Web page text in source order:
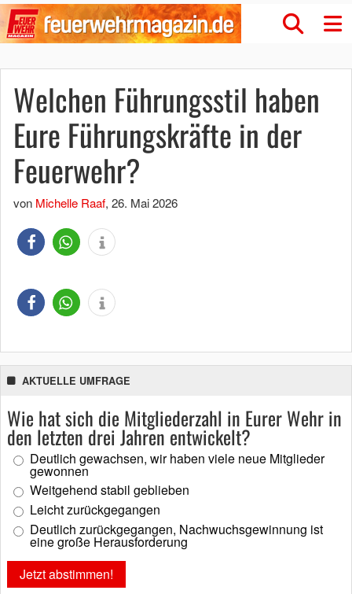
Welchen Führungsstil haben
Eure Führungskräfte in der
Feuerwehr?
von Michelle Raaf, 26. Mai 2026
AKTUELLE UMFRAGE
Wie hat sich die Mitgliederzahl in Eurer Wehr in
den letzten drei Jahren entwickelt?
Deutlich gewachsen, wir haben viele neue Mitglieder
gewonnen
Weitgehend stabil geblieben
Leicht zurückgegangen
Deutlich zurückgegangen, Nachwuchsgewinnung ist
eine große Herausforderung